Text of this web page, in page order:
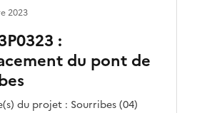
:
du pont de
du projet : Sourribes (04)
2023